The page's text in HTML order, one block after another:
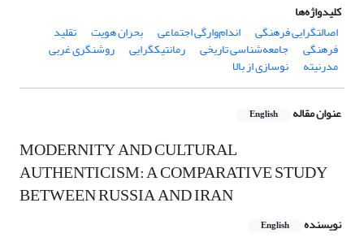
کلیدواژه‌ها
اصالت‏گرایی فرهنگی
اندام‌وارگی اجتماعی بحران هویت تقلید
فرهنگی جامعه‌شناسی تاریخی رمانتیک‏گرایی روشنگری غربی
مدرنیته نوسازی از بالا
عنوان مقاله English
MODERNITY AND CULTURAL
AUTHENTICISM: A COMPARATIVE STUDY
BETWEEN RUSSIA AND IRAN
نویسنده English